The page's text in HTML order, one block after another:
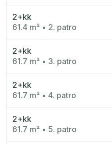
2+kk
61.4 m² • 2. patro
2+kk
61.7 m² • 3. patro
2+kk
61.7 m² • 4. patro
2+kk
61.7 m² • 5. patro